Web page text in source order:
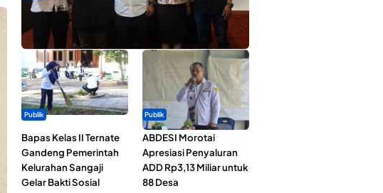
Dua Talenta Muda Ternate Wakili Maluku Utara di
Gita Bahana Nusantara 2026
Publik
Bapas Kelas II Ternate
Gandeng Pemerintah
Kelurahan Sangaji
Gelar Bakti Sosial
Publik
ABDESI Morotai
Apresiasi Penyaluran
ADD Rp3,13 Miliar untuk
88 Desa